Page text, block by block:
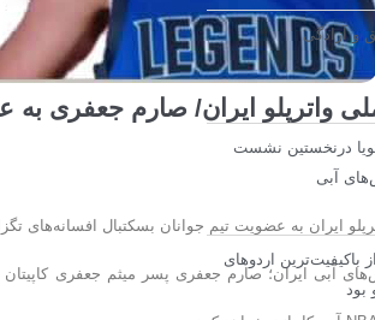
واترپلو ایران/ صارم جعفری
ایران به عضویت تیم جوانان بسکتبال افسانه‌های
آبی ایران؛ صارم جعفری پسر میثم جعفری کاپیتان
و آزادگی
درنخستین نشست
آبی
باکیفیت‌ترین اردوهای
بود